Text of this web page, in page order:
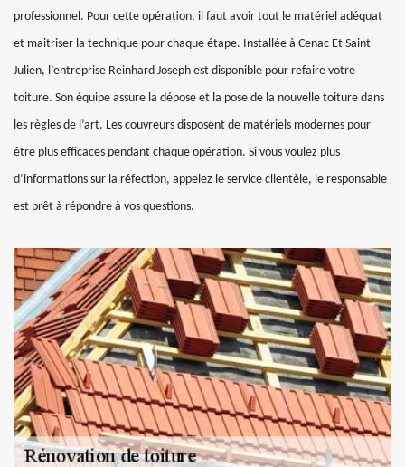
professionnel. Pour cette opération, il faut avoir tout le matériel adéquat
et maitriser la technique pour chaque étape. Installée à Cenac Et Saint
Julien, l’entreprise Reinhard Joseph est disponible pour refaire votre
toiture. Son équipe assure la dépose et la pose de la nouvelle toiture dans
les règles de l’art. Les couvreurs disposent de matériels modernes pour
être plus efficaces pendant chaque opération. Si vous voulez plus
d’informations sur la réfection, appelez le service clientèle, le responsable
est prêt à répondre à vos questions.